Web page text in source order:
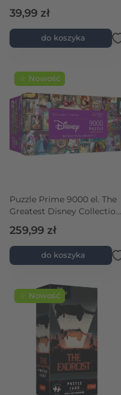
Szydełkowanie - Cztery
Pory Roku
39,99 zł
do koszyka
☆ Nowość
Puzzle Prime 9000 el. The
Greatest Disney Collection
259,99 zł
do koszyka
☆ Nowość